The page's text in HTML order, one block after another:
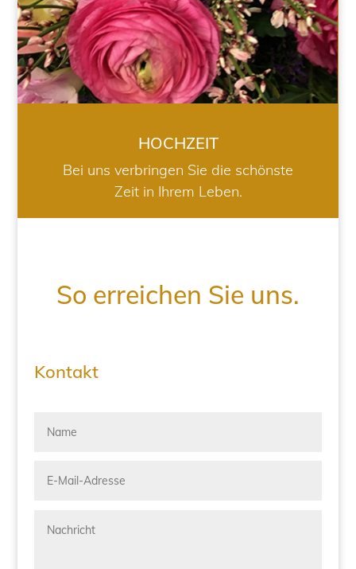
HOCHZEIT
Bei uns verbringen Sie die schönste
Zeit in Ihrem Leben.
So erreichen Sie uns.
Kontakt